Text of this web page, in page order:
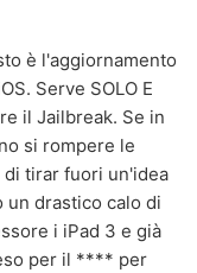
è l'aggiornamento
Serve SOLO E
il Jailbreak. Se in
si rompere le
tirar fuori un'idea
un drastico calo di
i iPad 3 e già
per il **** per